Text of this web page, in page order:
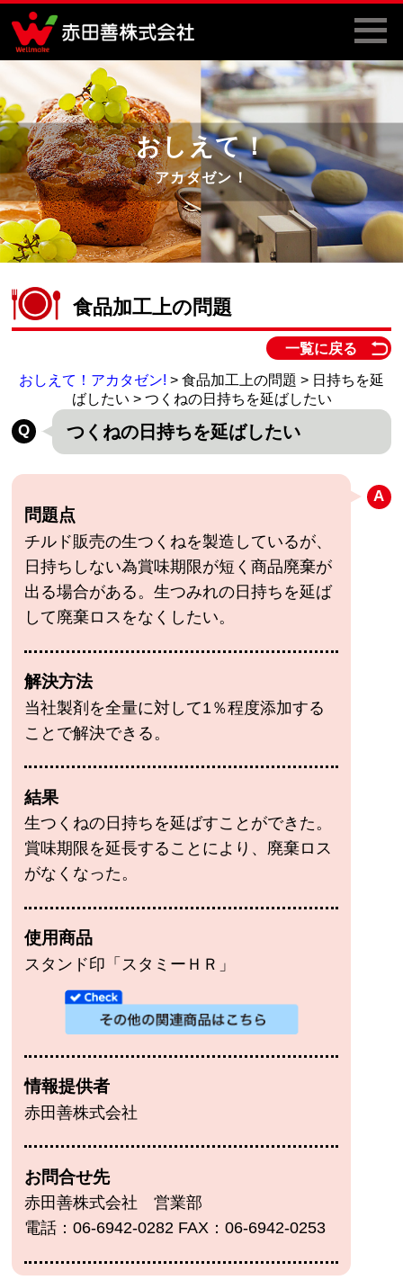
おしえて！
アカタゼン！
食品加工上の問題
一覧に戻る
おしえて！アカタゼン! > 食品加工上の問題 > 日持ちを延
ばしたい > つくねの日持ちを延ばしたい
つくねの日持ちを延ばしたい
問題点
チルド販売の生つくねを製造しているが、
日持ちしない為賞味期限が短く商品廃棄が
出る場合がある。生つみれの日持ちを延ば
して廃棄ロスをなくしたい。
解決方法
当社製剤を全量に対して1％程度添加する
ことで解決できる。
結果
生つくねの日持ちを延ばすことができた。
賞味期限を延長することにより、廃棄ロス
がなくなった。
使用商品
スタンド印「スタミーＨＲ」
情報提供者
赤田善株式会社
お問合せ先
赤田善株式会社 営業部
電話：06-6942-0282 FAX：06-6942-0253